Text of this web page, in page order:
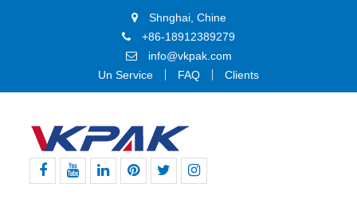
Shnghai, Chine
+86-18912389279
info@vkpak.com
Un Service
FAQ Clients